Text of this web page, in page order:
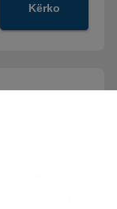
Kërko